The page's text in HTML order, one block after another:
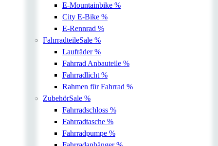
E-Mountainbike %
City E-Bike %
E-Rennrad %
FahrradteileSale %
Laufräder%
Fahrrad Anbauteile %
Fahrradlicht %
Rahmen für Fahrrad %
ZubehörSale %
Fahrradschloss %
Fahrradtasche %
Fahrradpumpe %